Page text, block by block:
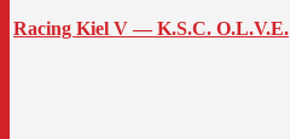
Racing Kiel V — K.S.C. O.L.V.E.